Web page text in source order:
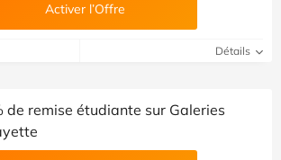
Activer l’Offre
Détails
de remise étudiante sur Galeries